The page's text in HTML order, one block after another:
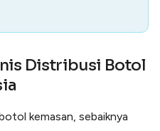
Distribusi Botol
kemasan, sebaiknya